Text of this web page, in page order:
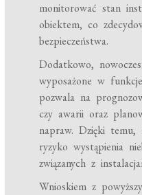
monitorować stan
obiektem, co
bezpieczeństwa.
Dodatkowo,
wyposażone w
pozwala na
czy awarii oraz
napraw. Dzięki temu,
ryzyko wystąpienia
związanych z
Wnioskiem z